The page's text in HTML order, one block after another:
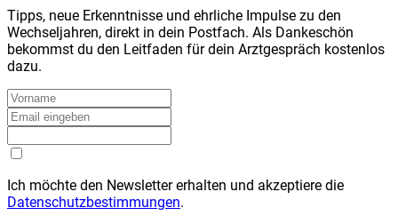
Tipps, neue Erkenntnisse und ehrliche Impulse zu den
Wechseljahren, direkt in dein Postfach. Als Dankeschön
bekommst du den Leitfaden für dein Arztgespräch kostenlos
dazu.
Ich möchte den Newsletter erhalten und akzeptiere die
Datenschutzbestimmungen.